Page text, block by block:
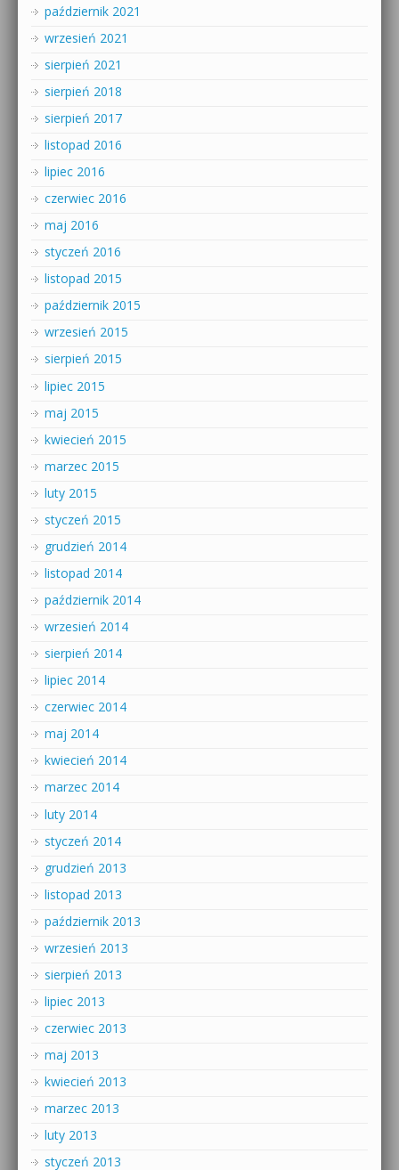
październik 2021
wrzesień 2021
sierpień 2021
sierpień 2018
sierpień 2017
listopad 2016
lipiec 2016
czerwiec 2016
maj 2016
styczeń 2016
listopad 2015
październik 2015
wrzesień 2015
sierpień 2015
lipiec 2015
maj 2015
kwiecień 2015
marzec 2015
luty 2015
styczeń 2015
grudzień 2014
listopad 2014
październik 2014
wrzesień 2014
sierpień 2014
lipiec 2014
czerwiec 2014
maj 2014
kwiecień 2014
marzec 2014
luty 2014
styczeń 2014
grudzień 2013
listopad 2013
październik 2013
wrzesień 2013
sierpień 2013
lipiec 2013
czerwiec 2013
maj 2013
kwiecień 2013
marzec 2013
luty 2013
styczeń 2013